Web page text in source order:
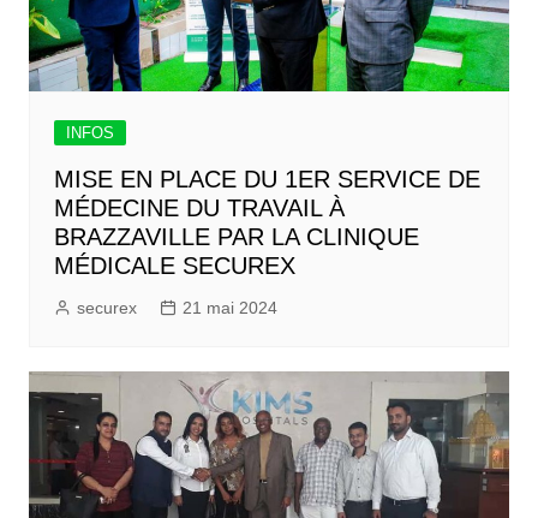
INFOS
MISE EN PLACE DU 1ER SERVICE DE
MÉDECINE DU TRAVAIL À
BRAZZAVILLE PAR LA CLINIQUE
MÉDICALE SECUREX
securex 21 mai 2024